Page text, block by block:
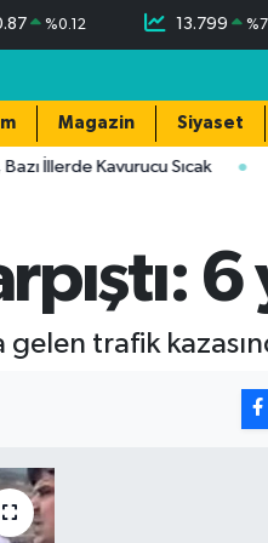
%0.12 13.799 %
Magazin Siyaset
Kavurucu Sıcak
6
trafik